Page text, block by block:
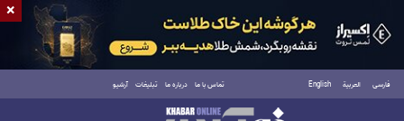
فارسی العربية English تماس با ما درباره ما تبلیغات آرشیو
جمعه ۱۶ مرداد ۱۴۰۵
×